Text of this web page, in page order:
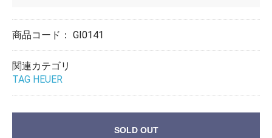
商品コード： GI0141
関連カテゴリ
TAG HEUER
SOLD OUT